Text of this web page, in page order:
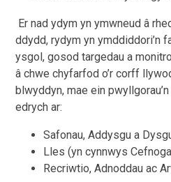
Er nad ydym yn ymwneud â
ddydd, rydym yn ymddiddori’n
ysgol, gosod targedau a
â chwe chyfarfod o’r corff
blwyddyn, mae ein
edrych ar:
Safonau, Addysgu a
Lles (yn cynnwys
Recriwtio, Adnoddau ac